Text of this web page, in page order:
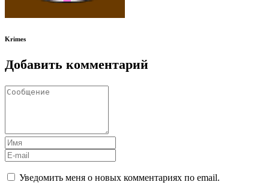
Krimes
Добавить комментарий
Уведомить меня о новых комментариях по email.